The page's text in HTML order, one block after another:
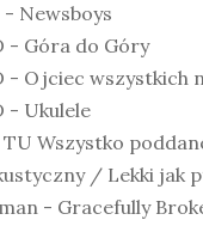
Newsboys
- Góra do Góry
- Ojciec wszystkich
- Ukulele
Wszystko
/ Lekki jak
- Gracefully